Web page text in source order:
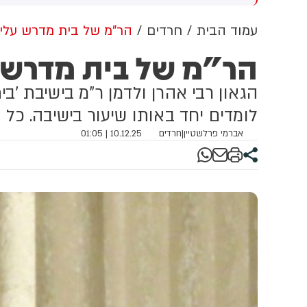
לאתר האופוזיציה IranWire כי
ביותר במשטר.
חמינאי לא נפגש עם
חבר קבינט מאז התקיפה
שבה נהרג אביו ובני
נוספים.
הפצועים - ילד בן 4.
עמוד הבית חרדים הר"מ של בית מדרש
הר"מ של בית מדרש
הגאון רבי אהרן ולדמן ר"מ בישיבת
לומדים יחד באותו שיעור בישיבה.
אברמי פרלשטיין|חרדים 10.12.25 | 01:05